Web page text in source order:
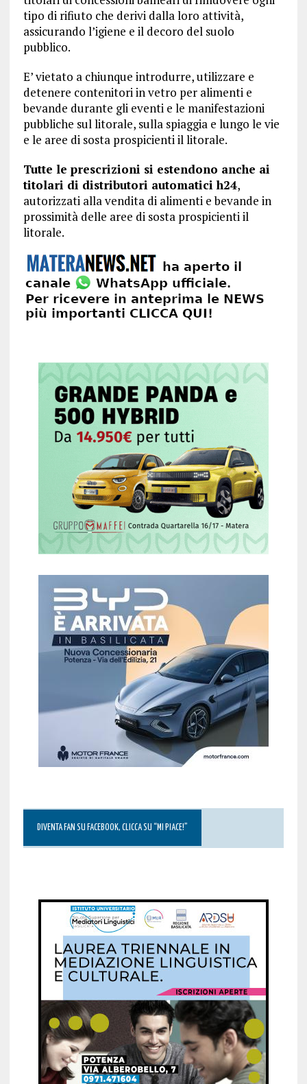
tipo di rifiuto che derivi dalla loro attività,
assicurando l’igiene e il decoro del suolo
pubblico.
E’ vietato a chiunque introdurre, utilizzare e
detenere contenitori in vetro per alimenti e
bevande durante gli eventi e le manifestazioni
pubbliche sul litorale, sulla spiaggia e lungo le vie
e le aree di sosta prospicienti il litorale.
Tutte le prescrizioni si estendono anche ai
titolari di distributori automatici h24,
autorizzati alla vendita di alimenti e bevande in
prossimità delle aree di sosta prospicienti il
litorale.
DIVENTA FAN SU FACEBOOK, CLICCA SU “MI PIACE!”